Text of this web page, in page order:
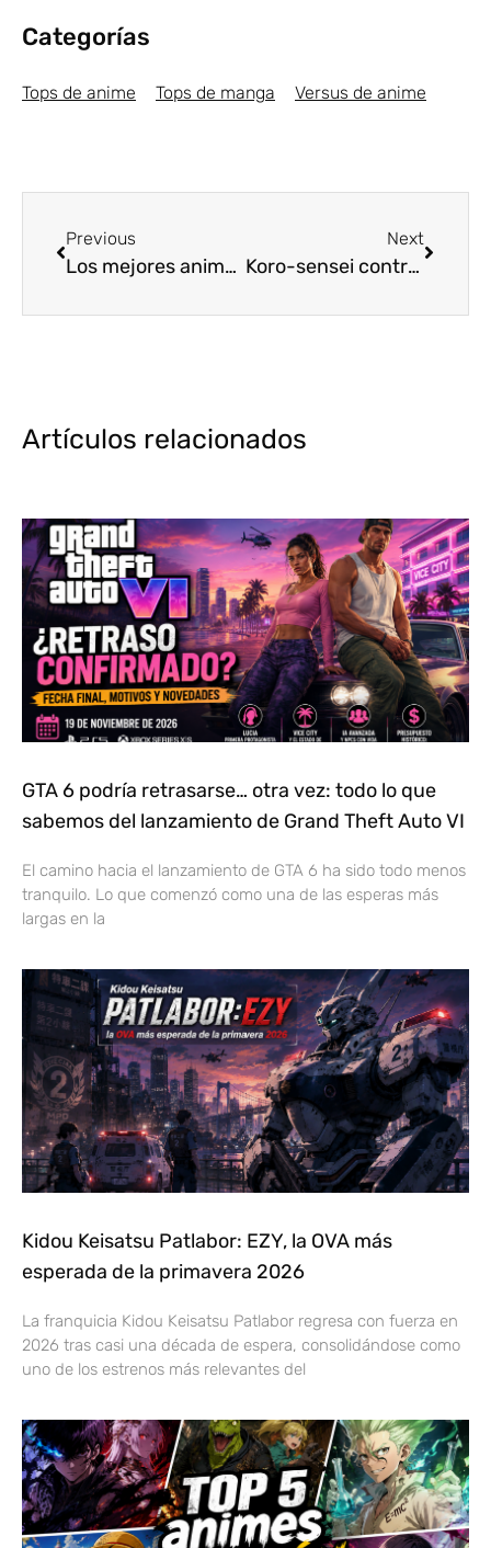
Categorías
Tops de anime Tops de manga Versus de anime
Previous
Los mejores animes Psicológicos de 2018 [Top5]
Next
Koro-sensei contra All Might (Ansatsu Kyoushitsu y Boku no Hero Academia)
Artículos relacionados
GTA 6 podría retrasarse… otra vez: todo lo que
sabemos del lanzamiento de Grand Theft Auto VI
El camino hacia el lanzamiento de GTA 6 ha sido todo menos
tranquilo. Lo que comenzó como una de las esperas más
largas en la
Kidou Keisatsu Patlabor: EZY, la OVA más
esperada de la primavera 2026
La franquicia Kidou Keisatsu Patlabor regresa con fuerza en
2026 tras casi una década de espera, consolidándose como
uno de los estrenos más relevantes del